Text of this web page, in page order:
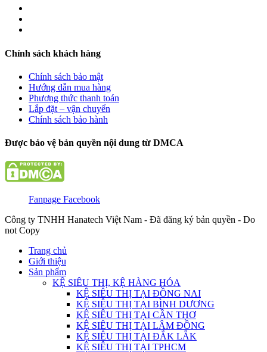
Chính sách khách hàng
Chính sách bảo mật
Hướng dẫn mua hàng
Phương thức thanh toán
Lắp đặt – vận chuyển
Chính sách bảo hành
Được bảo vệ bản quyền nội dung từ DMCA
Fanpage Facebook
Công ty TNHH Hanatech Việt Nam - Đã đăng ký bản quyền - Do
not Copy
Trang chủ
Giới thiệu
Sản phẩm
KỆ SIÊU THỊ, KỆ HÀNG HÓA
KỆ SIÊU THỊ TẠI ĐỒNG NAI
KỆ SIÊU THỊ TẠI BÌNH DƯƠNG
KỆ SIÊU THỊ TẠI CẦN THƠ
KỆ SIÊU THỊ TẠI LÂM ĐỒNG
KỆ SIÊU THỊ TẠI ĐẮK LẮK
KỆ SIÊU THỊ TẠI TPHCM